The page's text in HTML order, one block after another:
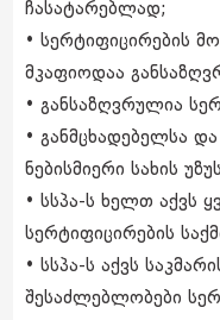
ჩასატარებლად;
• სერტიფიცირების
მკაფიოდაა
• განსაზღვრულია
• განმცხადებელსა
ნებისმიერი სახის
• სსპა-ს ხელთ აქვს
სერტიფიცირების
• სსპა-ს აქვს
შესაძლებლობები